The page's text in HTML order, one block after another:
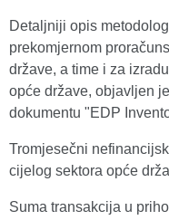
Detaljniji opis
prekomjernom
države, a time i za
opće države, objavljen
dokumentu "EDP
Tromjesečni
cijelog sektora opće
Suma transakcija u